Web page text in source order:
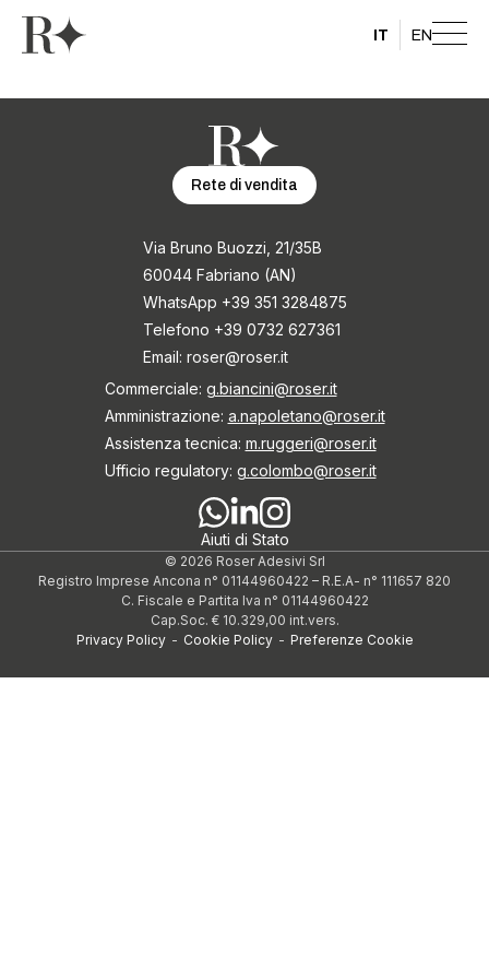
IT EN
Rete di vendita
Via Bruno Buozzi, 21/35B
60044 Fabriano (AN)
WhatsApp +39 351 3284875
Telefono +39 0732 627361
Email: roser@roser.it
Commerciale: g.biancini@roser.it
Amministrazione: a.napoletano@roser.it
Assistenza tecnica: m.ruggeri@roser.it
Ufficio regulatory: g.colombo@roser.it
Aiuti di Stato
© 2026 Roser Adesivi Srl
Registro Imprese Ancona n° 01144960422 – R.E.A- n° 111657 820
C. Fiscale e Partita Iva n° 01144960422
Cap.Soc. € 10.329,00 int.vers.
Preferenze Cookie
-
Cookie Policy
-
Privacy Policy